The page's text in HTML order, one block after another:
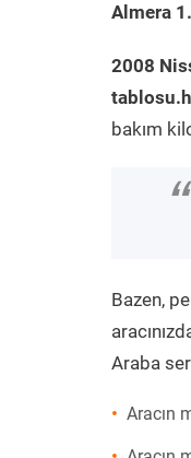
Almera
2008
bakım
“
Bazen,
Araba
Aracın